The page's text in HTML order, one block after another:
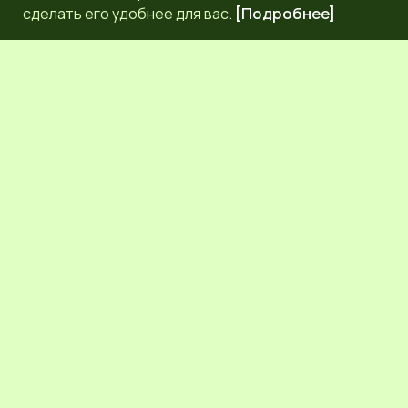
сделать его удобнее для вас. [Подробнее]